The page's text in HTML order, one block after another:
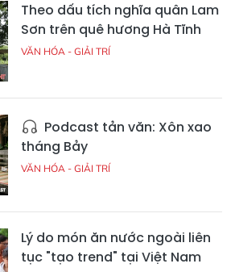
Theo dấu tích nghĩa quân Lam
Sơn trên quê hương Hà Tĩnh
VĂN HÓA - GIẢI TRÍ
Podcast tản văn: Xôn xao
tháng Bảy
VĂN HÓA - GIẢI TRÍ
Lý do món ăn nước ngoài liên
tục "tạo trend" tại Việt Nam